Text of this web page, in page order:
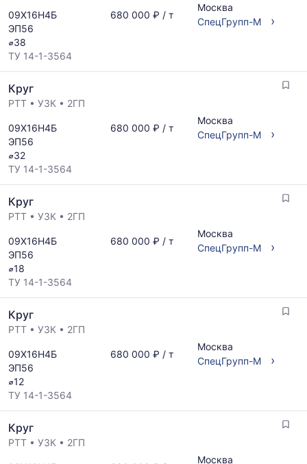
мере
обновления
прайс-
листов.
09Х16Н4Б
ЭП56
⌀38
ТУ 14-1-3564
680 000 ₽ / т
Москва
СпецГрупп-М
›
Круг
РТТ • УЗК • 2ГП
09Х16Н4Б
ЭП56
⌀32
ТУ 14-1-3564
680 000 ₽ / т
Москва
СпецГрупп-М
›
Круг
РТТ • УЗК • 2ГП
09Х16Н4Б
ЭП56
⌀18
ТУ 14-1-3564
680 000 ₽ / т
Москва
СпецГрупп-М
›
Круг
РТТ • УЗК • 2ГП
09Х16Н4Б
ЭП56
⌀12
ТУ 14-1-3564
680 000 ₽ / т
Москва
СпецГрупп-М
›
Круг
РТТ • УЗК • 2ГП
Москва